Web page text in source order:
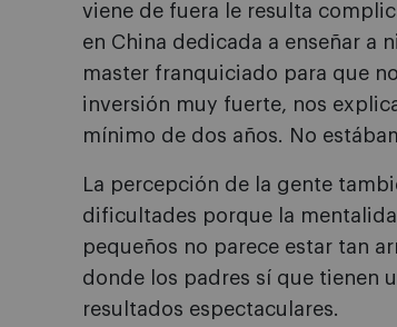
viene de fuera le resulta
en China dedicada a enseñar a
master franquiciado para que
inversión muy fuerte, nos
mínimo de dos años. No
La percepción de la gente
dificultades porque la
pequeños no parece estar tan
donde los padres sí que tienen
resultados espectaculares.